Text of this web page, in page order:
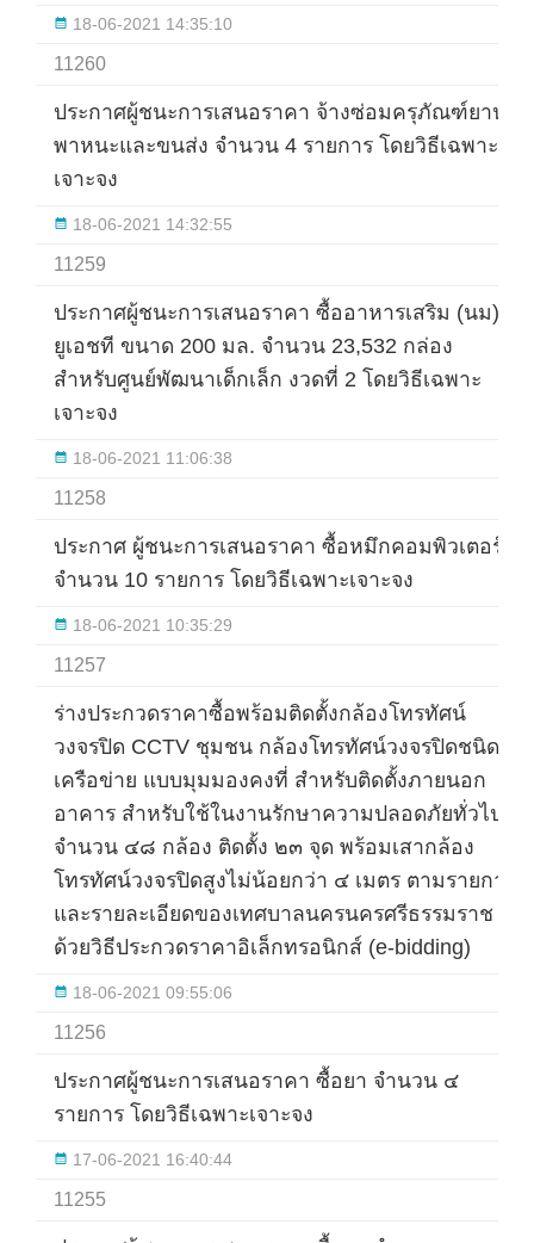
18-06-2021 14:35:10
11260
ประกาศผู้ชนะการเสนอราคา จ้างซ่อมครุภัณฑ์ยาน
พาหนะและขนส่ง จำนวน 4 รายการ โดยวิธีเฉพาะ
เจาะจง
18-06-2021 14:32:55
11259
ประกาศผู้ชนะการเสนอราคา ซื้ออาหารเสริม (นม)
ยูเอชที ขนาด 200 มล. จำนวน 23,532 กล่อง
สำหรับศูนย์พัฒนาเด็กเล็ก งวดที่ 2 โดยวิธีเฉพาะ
เจาะจง
18-06-2021 11:06:38
11258
ประกาศ ผู้ชนะการเสนอราคา ซื้อหมึกคอมพิวเตอร์
จำนวน 10 รายการ โดยวิธีเฉพาะเจาะจง
18-06-2021 10:35:29
11257
ร่างประกวดราคาซื้อพร้อมติดตั้งกล้องโทรทัศน์
วงจรปิด CCTV ชุมชน กล้องโทรทัศน์วงจรปิดชนิด
เครือข่าย แบบมุมมองคงที่ สำหรับติดตั้งภายนอก
อาคาร สำหรับใช้ในงานรักษาความปลอดภัยทั่วไป
จำนวน ๔๘ กล้อง ติดตั้ง ๒๓ จุด พร้อมเสากล้อง
โทรทัศน์วงจรปิดสูงไม่น้อยกว่า ๔ เมตร ตามรายการ
และรายละเอียดของเทศบาลนครนครศรีธรรมราช
ด้วยวิธีประกวดราคาอิเล็กทรอนิกส์ (e-bidding)
18-06-2021 09:55:06
11256
ประกาศผู้ชนะการเสนอราคา ซื้อยา จำนวน ๔
รายการ โดยวิธีเฉพาะเจาะจง
17-06-2021 16:40:44
11255